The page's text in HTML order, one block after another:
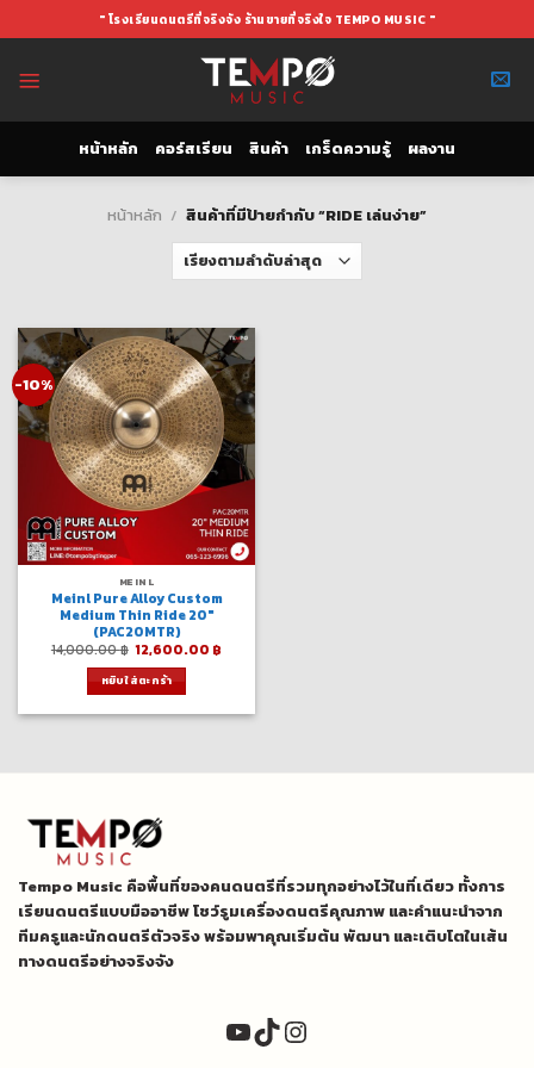
to
" โรงเรียนดนตรีที่จริงจัง ร้านขายที่จริงใจ TEMPO MUSIC "
หน้าหลัก คอร์สเรียน สินค้า เกร็ดความรู้ ผลงาน
หน้าหลัก / สินค้าที่มีป้ายกำกับ “RIDE เล่นง่าย”
-10%
MEINL
Meinl Pure Alloy Custom
Medium Thin Ride 20″
(PAC20MTR)
14,000.00฿ Original
price
was:
14,000.00 ฿.
12,600.00 ฿
หยิบใส่ตะกร้า
Tempo Music คือพื้นที่ของคนดนตรีที่รวมทุกอย่างไว้ในที่เดียว ทั้งการ
เรียนดนตรีแบบมืออาชีพ โชว์รูมเครื่องดนตรีคุณภาพ และคำแนะนำจาก
ทีมครูและนักดนตรีตัวจริง พร้อมพาคุณเริ่มต้น พัฒนา และเติบโตในเส้น
ทางดนตรีอย่างจริงจัง
YouTube
TikTok
Instagram